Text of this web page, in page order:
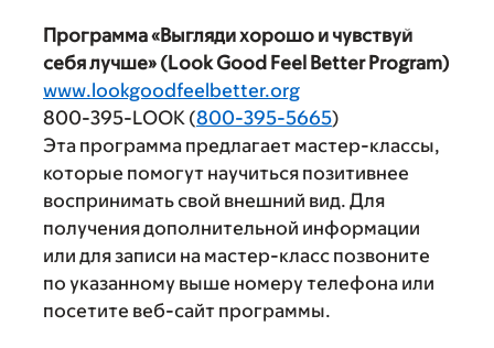
Программа «Выгляди хорошо и чувствуй
себя лучше» (Look Good Feel Better Program)
www.lookgoodfeelbetter.org
800-395-LOOK (800-395-5665)
Эта программа предлагает мастер-классы,
которые помогут научиться позитивнее
воспринимать свой внешний вид. Для
получения дополнительной информации
или для записи на мастер-класс позвоните
по указанному выше номеру телефона или
посетите веб-сайт программы.